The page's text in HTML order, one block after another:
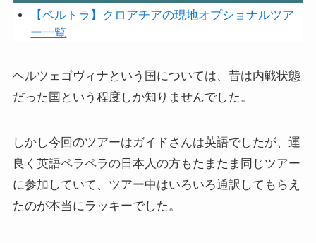
【ベルトラ】クロアチアの現地オプショナルツア
ー一覧
ヘルツェゴヴィナという国については、昔は内戦状態
だった国という程度しか知りませんでした。
しかし今回のツアーはガイドさんは英語でしたが、運
良く英語ペラペラの日本人の方もたまたま同じツアー
に参加していて、ツアー中はいろいろ通訳してもらえ
たのが本当にラッキーでした。